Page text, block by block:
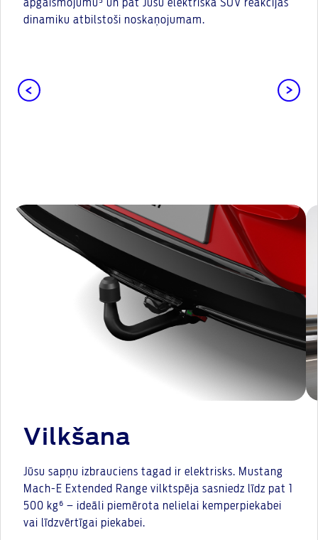
apgaismojumu⁵ un pat Jūsu elektriskā SUV reakcijas
dinamiku atbilstoši noskaņojumam.
Vilkšana
Jūsu sapņu izbrauciens tagad ir elektrisks. Mustang
Mach-E Extended Range vilktspēja sasniedz līdz pat 1
500 kg⁶ – ideāli piemērota nelielai kemperpiekabei
vai līdzvērtīgai piekabei.